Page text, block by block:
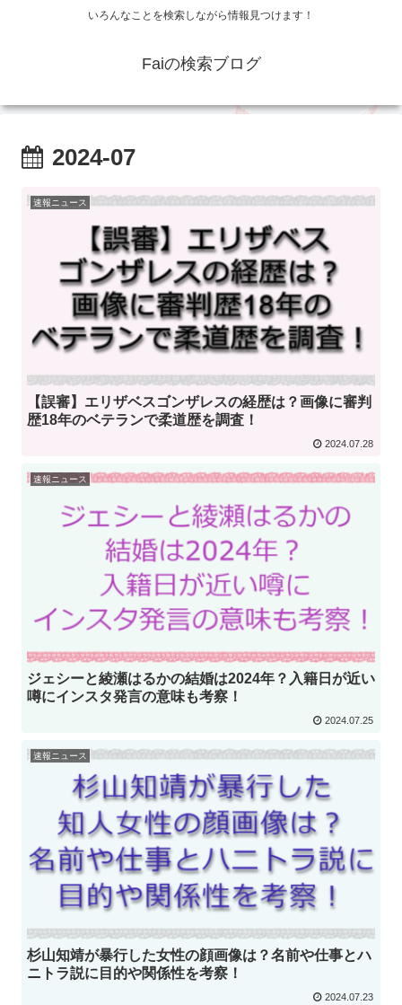
いろんなことを検索しながら情報見つけます！
Faiの検索ブログ
2024-07
速報ニュース
【誤審】エリザベスゴンザレスの経歴は？画像に審判
歴18年のベテランで柔道歴を調査！
2024.07.28
速報ニュース
ジェシーと綾瀬はるかの結婚は2024年？入籍日が近い
噂にインスタ発言の意味も考察！
2024.07.25
速報ニュース
杉山知靖が暴行した女性の顔画像は？名前や仕事とハ
ニトラ説に目的や関係性を考察！
2024.07.23